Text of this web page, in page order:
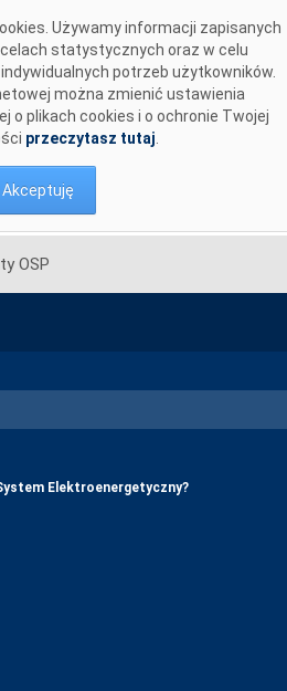
Używamy informacji zapisanych
statystycznych oraz w celu
potrzeb użytkowników.
można zmienić ustawienia
o plikach cookies i o ochronie Twojej
przeczytasz tutaj
Akceptuję
OSP
Elektroenergetyczny?